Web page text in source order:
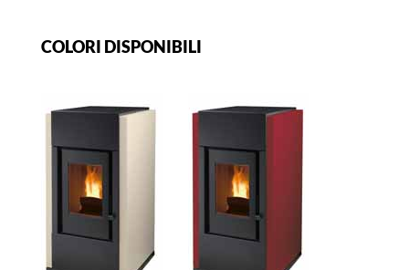
COLORI DISPONIBILI